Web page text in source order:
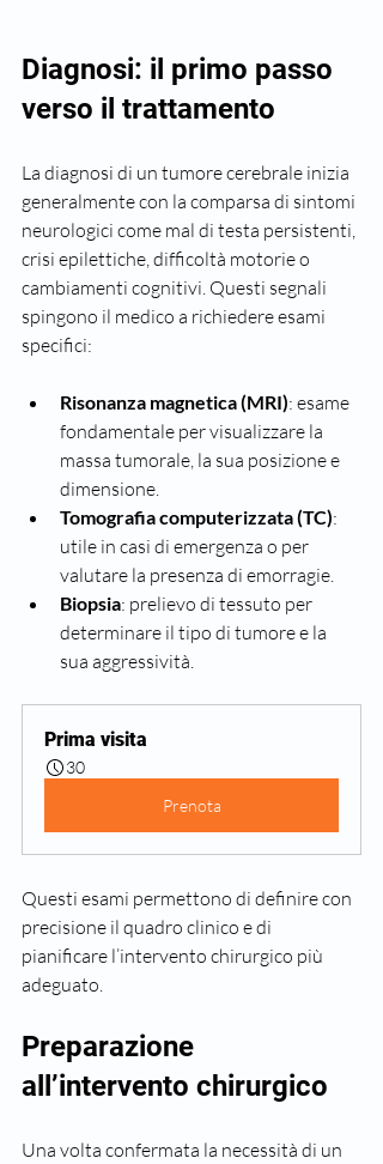
Diagnosi: il primo passo
verso il trattamento
La diagnosi di un tumore cerebrale inizia
generalmente con la comparsa di sintomi
neurologici come mal di testa persistenti,
crisi epilettiche, difficoltà motorie o
cambiamenti cognitivi. Questi segnali
spingono il medico a richiedere esami
specifici:
Risonanza magnetica (MRI): esame
fondamentale per visualizzare la
massa tumorale, la sua posizione e
dimensione.
Tomografia computerizzata (TC):
utile in casi di emergenza o per
valutare la presenza di emorragie.
Biopsia: prelievo di tessuto per
determinare il tipo di tumore e la
sua aggressività.
Prima visita
30
Prenota
Questi esami permettono di definire con
precisione il quadro clinico e di
pianificare l’intervento chirurgico più
adeguato.
Preparazione
all’intervento chirurgico
Una volta confermata la necessità di un